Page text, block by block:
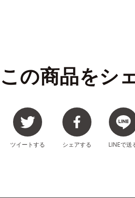
この商品をシ
ツイートする シェアする LINEで送